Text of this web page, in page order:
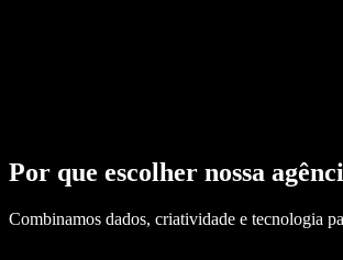
Por que escolher nossa
Combinamos dados, criatividade e tecnologia